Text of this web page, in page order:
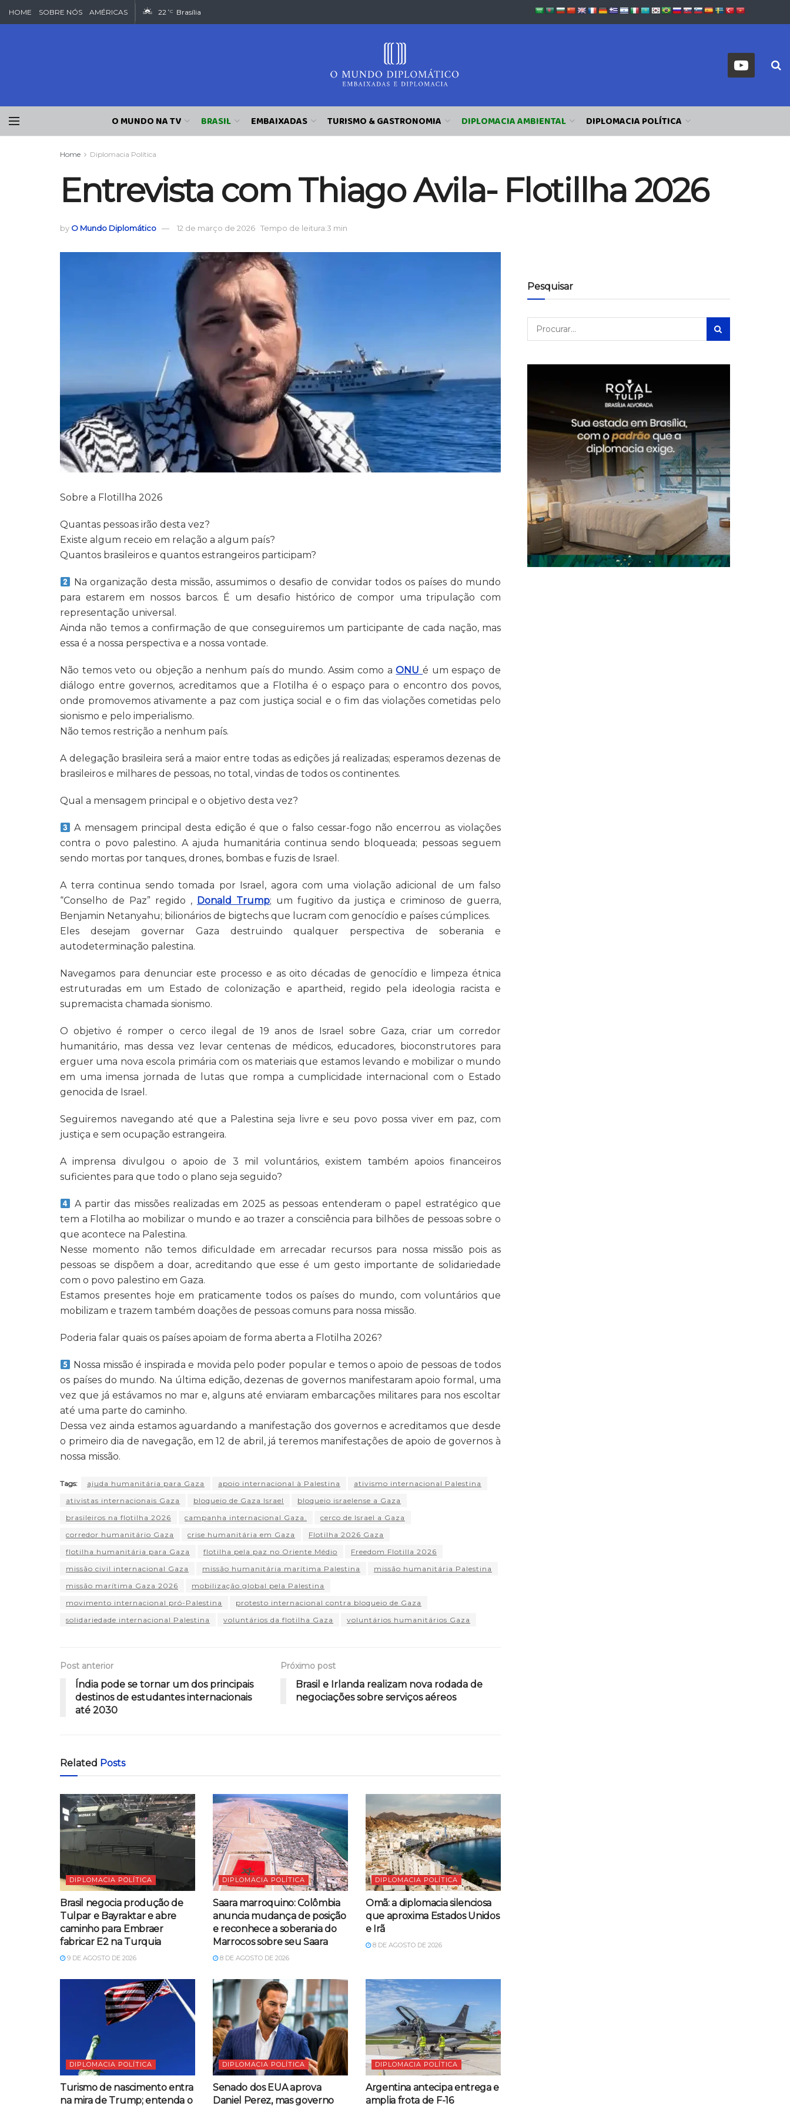
HOME SOBRE NÓS AMÉRICAS 22 °C Brasília
O MUNDO NA TV BRASIL EMBAIXADAS TURISMO & GASTRONOMIA DIPLOMACIA AMBIENTAL DIPLOMACIA POLÍTICA
Home Diplomacia Política
Entrevista com Thiago Avila- Flotillha 2026
by O Mundo Diplomático 12 de março de 2026 Tempo de leitura:3 min
Sobre a Flotillha 2026
Quantas pessoas irão desta vez?
Existe algum receio em relação a algum país?
Quantos brasileiros e quantos estrangeiros participam?
Na organização desta missão, assumimos o desafio de convidar todos os países do mundo
para estarem em nossos barcos. É um desafio histórico de compor uma tripulação com
representação universal.
Ainda não temos a confirmação de que conseguiremos um participante de cada nação, mas
essa é a nossa perspectiva e a nossa vontade.
Não temos veto ou objeção a nenhum país do mundo. Assim como aONU é um espaço de
diálogo entre governos, acreditamos que a Flotilha é o espaço para o encontro dos povos,
onde promovemos ativamente a paz com justiça social e o fim das violações cometidas pelo
sionismo e pelo imperialismo.
Não temos restrição a nenhum país.
A delegação brasileira será a maior entre todas as edições já realizadas; esperamos dezenas de
brasileiros e milhares de pessoas, no total, vindas de todos os continentes.
Qual a mensagem principal e o objetivo desta vez?
A mensagem principal desta edição é que o falso cessar-fogo não encerrou as violações
contra o povo palestino. A ajuda humanitária continua sendo bloqueada; pessoas seguem
sendo mortas por tanques, drones, bombas e fuzis de Israel.
A terra continua sendo tomada por Israel, agora com uma violação adicional de um falso
“Conselho de Paz” regido , Donald Trump; um fugitivo da justiça e criminoso de guerra,
Benjamin Netanyahu; bilionários de bigtechs que lucram com genocídio e países cúmplices.
Eles desejam governar Gaza destruindo qualquer perspectiva de soberania e
autodeterminação palestina.
Navegamos para denunciar este processo e as oito décadas de genocídio e limpeza étnica
estruturadas em um Estado de colonização e apartheid, regido pela ideologia racista e
supremacista chamada sionismo.
O objetivo é romper o cerco ilegal de 19 anos de Israel sobre Gaza, criar um corredor
humanitário, mas dessa vez levar centenas de médicos, educadores, bioconstrutores para
erguer uma nova escola primária com os materiais que estamos levando e mobilizar o mundo
em uma imensa jornada de lutas que rompa a cumplicidade internacional com o Estado
genocida de Israel.
Seguiremos navegando até que a Palestina seja livre e seu povo possa viver em paz, com
justiça e sem ocupação estrangeira.
A imprensa divulgou o apoio de 3 mil voluntários, existem também apoios financeiros
suficientes para que todo o plano seja seguido?
A partir das missões realizadas em 2025 as pessoas entenderam o papel estratégico que
tem a Flotilha ao mobilizar o mundo e ao trazer a consciência para bilhões de pessoas sobre o
que acontece na Palestina.
Nesse momento não temos dificuldade em arrecadar recursos para nossa missão pois as
pessoas se dispõem a doar, acreditando que esse é um gesto importante de solidariedade
com o povo palestino em Gaza.
Estamos presentes hoje em praticamente todos os países do mundo, com voluntários que
mobilizam e trazem também doações de pessoas comuns para nossa missão.
Poderia falar quais os países apoiam de forma aberta a Flotilha 2026?
Nossa missão é inspirada e movida pelo poder popular e temos o apoio de pessoas de todos
os países do mundo. Na última edição, dezenas de governos manifestaram apoio formal, uma
vez que já estávamos no mar e, alguns até enviaram embarcações militares para nos escoltar
até uma parte do caminho.
Dessa vez ainda estamos aguardando a manifestação dos governos e acreditamos que desde
o primeiro dia de navegação, em 12 de abril, já teremos manifestações de apoio de governos à
nossa missão.
Tags: ajuda humanitária para Gaza apoio internacional à Palestina
ativismo internacional Palestina
ativistas internacionais Gaza
bloqueio de Gaza Israel
bloqueio israelense a Gaza
brasileiros na flotilha 2026
campanha internacional Gaza.
cerco de Israel a Gaza
corredor humanitário Gaza
crise humanitária em Gaza
Flotilha 2026 Gaza
flotilha humanitária para Gaza
flotilha pela paz no Oriente Médio
Freedom Flotilla 2026
missão civil internacional Gaza
missão humanitária marítima Palestina
missão humanitária Palestina
missão marítima Gaza 2026
mobilização global pela Palestina
movimento internacional pró-Palestina
protesto internacional contra bloqueio de Gaza
solidariedade internacional Palestina
voluntários da flotilha Gaza voluntários humanitários Gaza
Post anterior
Índia pode se tornar um dos principais
destinos de estudantes internacionais
até 2030
Próximo post
Brasil e Irlanda realizam nova rodada de
negociações sobre serviços aéreos
Related Posts
DIPLOMACIA POLÍTICA
Brasil negocia produção de
Tulpar e Bayraktar e abre
caminho para Embraer
fabricar E2 na Turquia
9 DE AGOSTO DE 2026
DIPLOMACIA POLÍTICA
Saara marroquino: Colômbia
anuncia mudança de posição
e reconhece a soberania do
Marrocos sobre seu Saara
8 DE AGOSTO DE 2026
DIPLOMACIA POLÍTICA
Omã: a diplomacia silenciosa
que aproxima Estados Unidos
e Irã
8 DE AGOSTO DE 2026
DIPLOMACIA POLÍTICA
Turismo de nascimento entra
na mira de Trump; entenda o
DIPLOMACIA POLÍTICA
Senado dos EUA aprova
Daniel Perez, mas governo
DIPLOMACIA POLÍTICA
Argentina antecipa entrega e
amplia frota de F-16
Pesquisar